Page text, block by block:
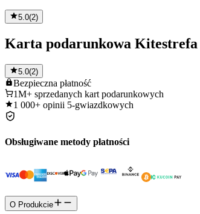
5.0(2)
Karta podarunkowa Kitestrefa
5.0(2)
Bezpieczna płatność
1M+ sprzedanych kart podarunkowych
1 000+ opinii 5-gwiazdkowych
Obsługiwane metody płatności
O Produkcie